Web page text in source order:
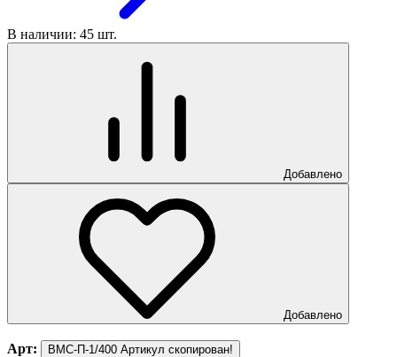
В наличии: 45 шт.
Добавлено
Добавлено
Арт: ВМС-П-1/400 Артикул скопирован!